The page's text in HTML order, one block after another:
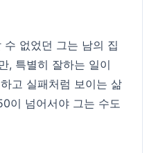
없었던 그는 남의 집
, 특별히 잘하는 일이
고 실패처럼 보이는 삶
이 넘어서야 그는 수도